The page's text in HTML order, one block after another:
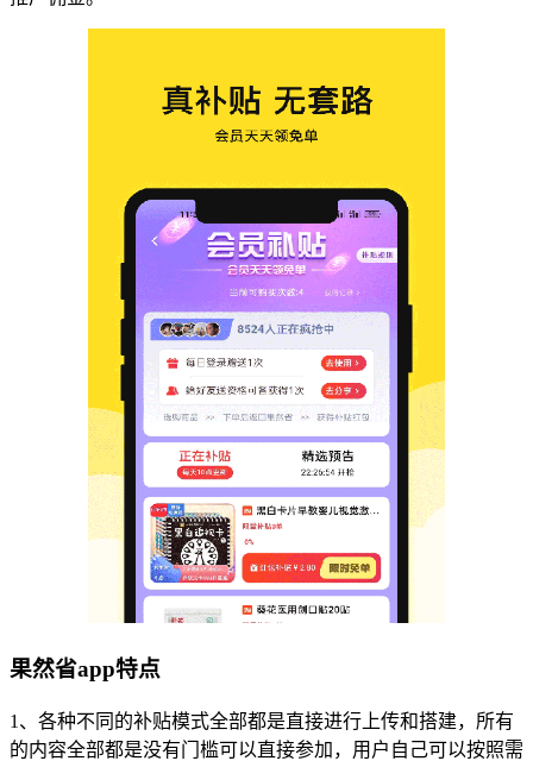
果然省app特点
1、各种不同的补贴模式全部都是直接进行上传和搭建，所有
的内容全部都是没有门槛可以直接参加，用户自己可以按照需